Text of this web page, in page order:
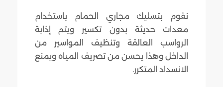
نقوم بتسليك مجاري الحمام باستخدام
معدات حديثة بدون تكسير ويتم إذابة
الرواسب العالقة وتنظيف المواسير من
الداخل وهذا يحسن من تصريف المياه ويمنع
الانسداد المتكرر.